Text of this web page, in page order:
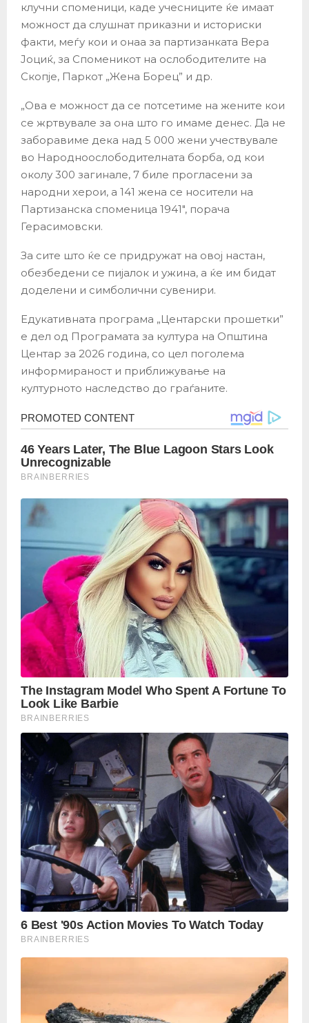
клучни споменици, каде учесниците ќе имаат
можност да слушнат приказни и историски
факти, меѓу кои и онаа за партизанката Вера
Јоциќ, за Споменикот на ослободителите на
Скопје, Паркот „Жена Борец” и др.
„Ова е можност да се потсетиме на жените кои
се жртвувале за она што го имаме денес. Да не
заборавиме дека над 5 000 жени учествувале
во Народноослободителната борба, од кои
околу 300 загинале, 7 биле прогласени за
народни херои, а 141 жена се носители на
Партизанска споменица 1941″, порача
Герасимовски.
За сите што ќе се придружат на овој настан,
обезбедени се пијалок и ужина, а ќе им бидат
доделени и симболични сувенири.
Едукативната програма „Центарски прошетки”
е дел од Програмата за култура на Општина
Центар за 2026 година, со цел поголема
информираност и приближување на
културното наследство до граѓаните.